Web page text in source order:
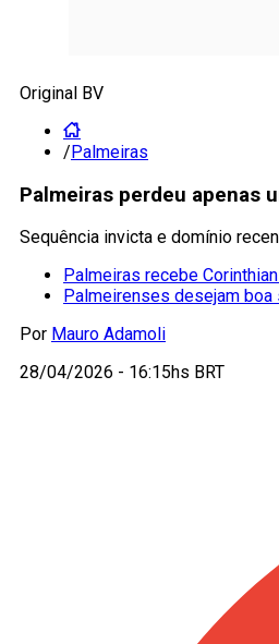
Original BV
/Palmeiras
Palmeiras perdeu apenas
Sequência invicta e domínio
Palmeiras recebe
Palmeirenses desejam
Por Mauro Adamoli
28/04/2026 - 16:15hs BRT